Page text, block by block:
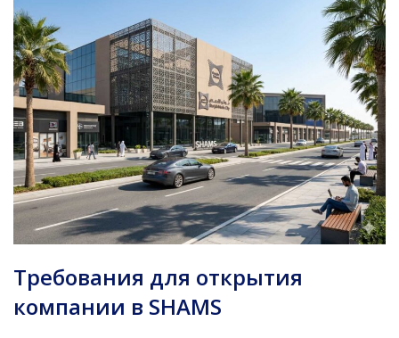
Требования для открытия
компании в SHAMS